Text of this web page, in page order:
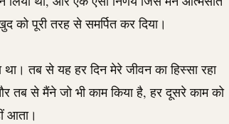
को पूरी तरह से समर्पित कर दिया।
तब से यह हर दिन मेरे जीवन का हिस्सा रहा
तब से मैंने जो भी काम किया है, हर दूसरे काम को
आता।